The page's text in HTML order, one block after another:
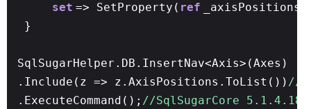
set => SetProperty( ref
}
SqlSugarHelper.DB.InsertNav<Axis>(Axes)
.Include(z => z.AxisPositions.ToList()) //
.ExecuteCommand(); //SqlSugarCore